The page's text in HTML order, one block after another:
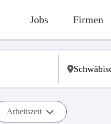
Jobs Firmen
Arbeitszeit